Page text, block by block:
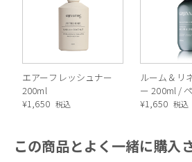
エアーフレッシュナー
200ml
¥1,650 税込
ルーム＆リ
ー 200ml /
ト＆ユーカリ
¥1,650 税込
この商品とよく一緒に購入